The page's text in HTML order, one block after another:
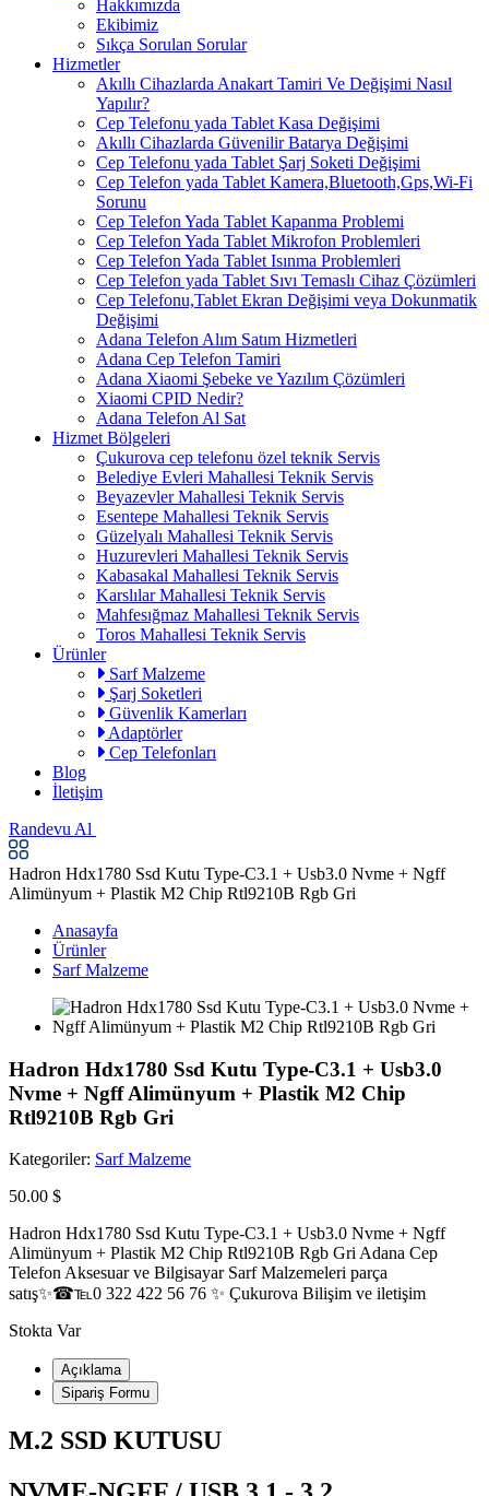
Hakkımızda
Ekibimiz
Sıkça Sorulan Sorular
Hizmetler
Akıllı Cihazlarda Anakart Tamiri Ve Değişimi Nasıl
Yapılır?
Cep Telefonu yada Tablet Kasa Değişimi
Akıllı Cihazlarda Güvenilir Batarya Değişimi
Cep Telefonu yada Tablet Şarj Soketi Değişimi
Cep Telefon yada Tablet Kamera,Bluetooth,Gps,Wi-Fi
Sorunu
Cep Telefon Yada Tablet Kapanma Problemi
Cep Telefon Yada Tablet Mikrofon Problemleri
Cep Telefon Yada Tablet Isınma Problemleri
Cep Telefon yada Tablet Sıvı Temaslı Cihaz Çözümleri
Cep Telefonu,Tablet Ekran Değişimi veya Dokunmatik
Değişimi
Adana Telefon Alım Satım Hizmetleri
Adana Cep Telefon Tamiri
Adana Xiaomi Şebeke ve Yazılım Çözümleri
Xiaomi CPID Nedir?
Adana Telefon Al Sat
Hizmet Bölgeleri
Çukurova cep telefonu özel teknik Servis
Belediye Evleri Mahallesi Teknik Servis
Beyazevler Mahallesi Teknik Servis
Esentepe Mahallesi Teknik Servis
Güzelyalı Mahallesi Teknik Servis
Huzurevleri Mahallesi Teknik Servis
Kabasakal Mahallesi Teknik Servis
Karslılar Mahallesi Teknik Servis
Mahfesığmaz Mahallesi Teknik Servis
Toros Mahallesi Teknik Servis
Ürünler
Sarf Malzeme
Şarj Soketleri
Güvenlik Kamerları
Adaptörler
Cep Telefonları
Blog
İletişim
Randevu Al
Hadron Hdx1780 Ssd Kutu Type-C3.1 + Usb3.0 Nvme + Ngff
Alimünyum + Plastik M2 Chip Rtl9210B Rgb Gri
Anasayfa
Ürünler
Sarf Malzeme
Hadron Hdx1780 Ssd Kutu Type-C3.1 + Usb3.0
Nvme + Ngff Alimünyum + Plastik M2 Chip
Rtl9210B Rgb Gri
Kategoriler: Sarf Malzeme
50.00 $
Hadron Hdx1780 Ssd Kutu Type-C3.1 + Usb3.0 Nvme + Ngff
Alimünyum + Plastik M2 Chip Rtl9210B Rgb Gri Adana Cep
Telefon Aksesuar ve Bilgisayar Sarf Malzemeleri parça
satış✨☎℡0 322 422 56 76 ✨ Çukurova Bilişim ve iletişim
Stokta Var
Açıklama
Sipariş Formu
M.2 SSD KUTUSU